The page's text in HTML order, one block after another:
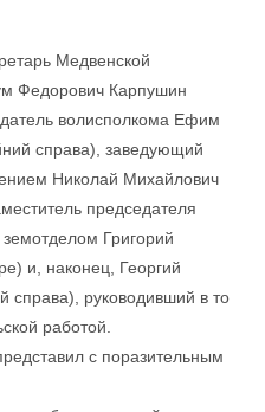
Медвенской
Федорович Карпушин
волисполкома Ефим
справа), заведующий
Николай Михайлович
председателя
Григорий
и, наконец, Георгий
справа), руководивший в то
работой.
с поразительным